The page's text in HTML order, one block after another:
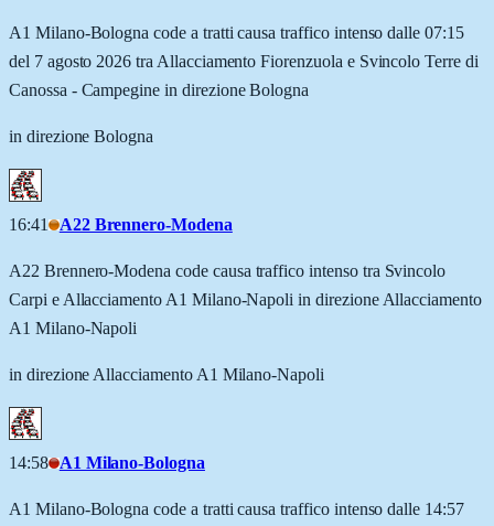
A1 Milano-Bologna code a tratti causa traffico intenso dalle 07:15
del 7 agosto 2026 tra Allacciamento Fiorenzuola e Svincolo Terre di
Canossa - Campegine in direzione Bologna
in direzione Bologna
16:41 A22 Brennero-Modena
A22 Brennero-Modena code causa traffico intenso tra Svincolo
Carpi e Allacciamento A1 Milano-Napoli in direzione Allacciamento
A1 Milano-Napoli
in direzione Allacciamento A1 Milano-Napoli
14:58 A1 Milano-Bologna
A1 Milano-Bologna code a tratti causa traffico intenso dalle 14:57